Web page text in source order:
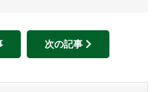
次の記事